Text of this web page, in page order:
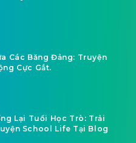
Các Băng Đảng: Truyện
Cực Gắt.
Lại Tuổi Học Trò: Trải
School Life Tại Blog